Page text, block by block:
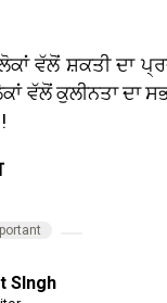
ਵੱਲੋਂ ਸ਼ਕਤੀ ਦਾ
ਵੱਲੋਂ ਕੁਲੀਨਤਾ ਦਾ
SIngh